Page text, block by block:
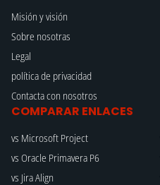
Misión y visión
Sobre nosotras
Legal
política de privacidad
Contacta con nosotros
COMPARAR ENLACES
vs Microsoft Project
vs Oracle Primavera P6
vs Jira Align